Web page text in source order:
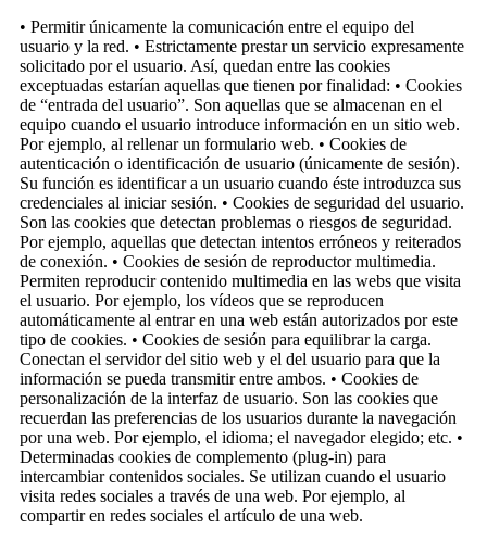
• Permitir únicamente la comunicación entre el equipo del
usuario y la red. • Estrictamente prestar un servicio expresamente
solicitado por el usuario. Así, quedan entre las cookies
exceptuadas estarían aquellas que tienen por finalidad: • Cookies
de “entrada del usuario”. Son aquellas que se almacenan en el
equipo cuando el usuario introduce información en un sitio web.
Por ejemplo, al rellenar un formulario web. • Cookies de
autenticación o identificación de usuario (únicamente de sesión).
Su función es identificar a un usuario cuando éste introduzca sus
credenciales al iniciar sesión. • Cookies de seguridad del usuario.
Son las cookies que detectan problemas o riesgos de seguridad.
Por ejemplo, aquellas que detectan intentos erróneos y reiterados
de conexión. • Cookies de sesión de reproductor multimedia.
Permiten reproducir contenido multimedia en las webs que visita
el usuario. Por ejemplo, los vídeos que se reproducen
automáticamente al entrar en una web están autorizados por este
tipo de cookies. • Cookies de sesión para equilibrar la carga.
Conectan el servidor del sitio web y el del usuario para que la
información se pueda transmitir entre ambos. • Cookies de
personalización de la interfaz de usuario. Son las cookies que
recuerdan las preferencias de los usuarios durante la navegación
por una web. Por ejemplo, el idioma; el navegador elegido; etc. •
Determinadas cookies de complemento (plug-in) para
intercambiar contenidos sociales. Se utilizan cuando el usuario
visita redes sociales a través de una web. Por ejemplo, al
compartir en redes sociales el artículo de una web.